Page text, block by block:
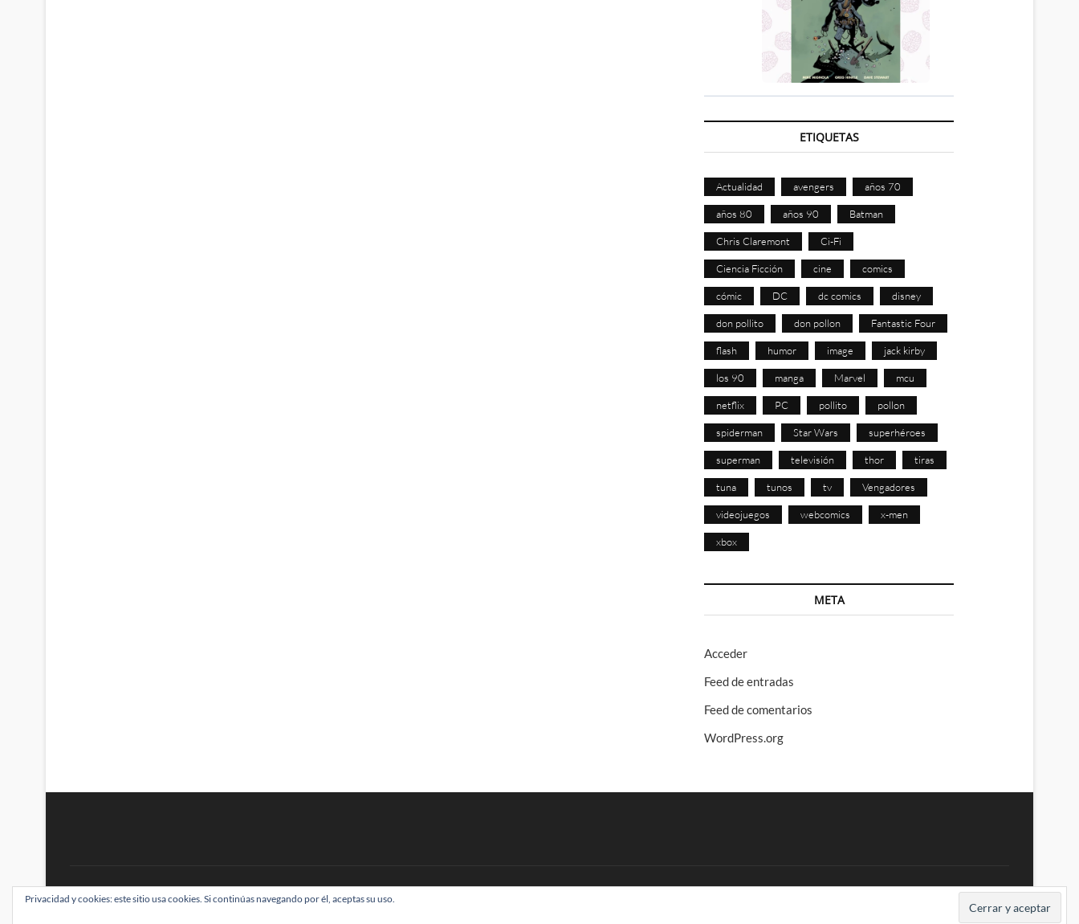
ETIQUETAS
Actualidad avengers años 70
años 80 años 90 Batman
Chris Claremont Ci-Fi
Ciencia Ficción cine comics
cómic DC dc comics disney
don pollito don pollon Fantastic Four
flash humor image jack kirby
los 90 manga Marvel mcu
netflix PC pollito pollon
spiderman Star Wars superhéroes
superman televisión thor tiras
tuna tunos tv Vengadores
videojuegos webcomics x-men
xbox
META
Acceder
Feed de entradas
Feed de comentarios
WordPress.org
BRAINSTOMPING| Diseñado por:Theme Freesia|WordPress| © Todos los derechos reservados
Privacidad y cookies: este sitio usa cookies. Si continúas navegando por él, aceptas su uso.